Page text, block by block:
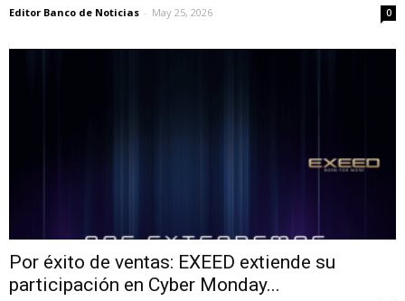
Editor Banco de Noticias - May 25, 2026 0
Por éxito de ventas: EXEED extiende su
participación en Cyber Monday...